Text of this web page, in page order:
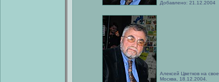
Добавлено: 21.12.2004
Алексей Цветков на
Москва, 18.12.2004.